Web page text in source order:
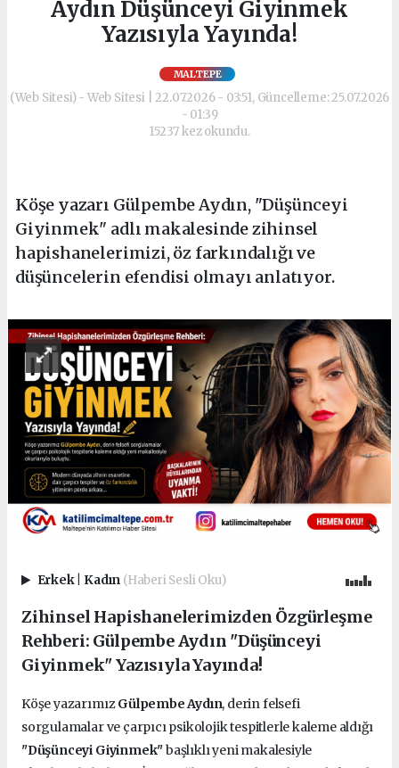
Aydın Düşünceyi Giyinmek
Yazısıyla Yayında!
MALTEPE
(Web Sitesi) - Web Sitesi | 22.07.2026 - 03:51, Güncelleme: 25.07.2026
- 01:39
15237 kez okundu.
Köşe yazarı Gülpembe Aydın, "Düşünceyi
Giyinmek" adlı makalesinde zihinsel
hapishanelerimizi, öz farkındalığı ve
düşüncelerin efendisi olmayı anlatıyor.
Erkek Kadın (Haberi Sesli Oku)
Zihinsel Hapishanelerimizden Özgürleşme
Rehberi: Gülpembe Aydın "Düşünceyi
Giyinmek" Yazısıyla Yayında!
Köşe yazarımızGülpembe Aydın, derin felsefi
sorgulamalar ve çarpıcı psikolojik tespitlerle kaleme aldığı
"Düşünceyi Giyinmek"başlıklı yeni makalesiyle